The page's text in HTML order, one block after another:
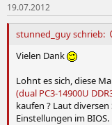
19.07.2012
stunned_guy schrieb:
Vielen Dank
Lohnt es sich, diese
(dual PC3-14900U
kaufen ? Laut
Einstellungen im BIOS.